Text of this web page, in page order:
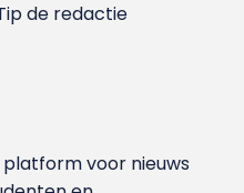
de redactie
voor nieuws